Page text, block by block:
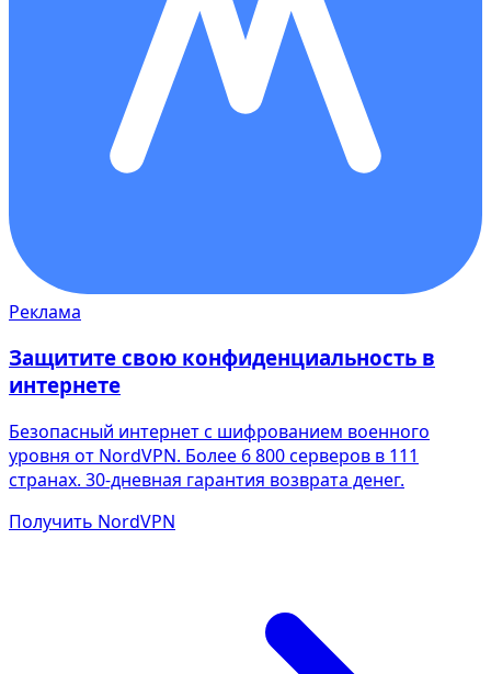
Реклама
Защитите свою конфиденциальность в
интернете
Безопасный интернет с шифрованием военного
уровня от NordVPN. Более 6 800 серверов в 111
странах. 30-дневная гарантия возврата денег.
Получить NordVPN